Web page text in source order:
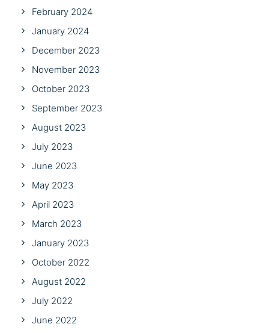
February 2024
January 2024
December 2023
November 2023
October 2023
September 2023
August 2023
July 2023
June 2023
May 2023
April 2023
March 2023
January 2023
October 2022
August 2022
July 2022
June 2022